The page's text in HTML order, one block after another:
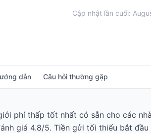
Cập nhật lần cuối:
dẫn Câu hỏi thường gặp
phí thấp tốt nhất có sẵn cho các
giá 4.8/5. Tiền gửi tối thiểu bắt